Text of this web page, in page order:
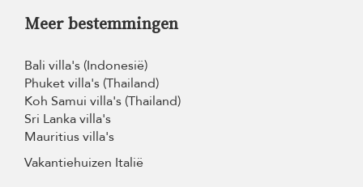
Meer bestemmingen
Bali villa's (Indonesië)
Phuket villa's (Thailand)
Koh Samui villa's (Thailand)
Sri Lanka villa's
Mauritius villa's
Vakantiehuizen Italië